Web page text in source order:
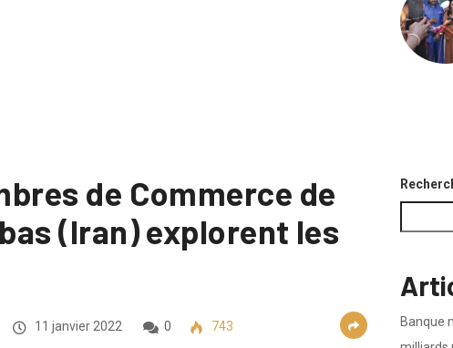
de Commerce de
(Iran) explorent les
11 janvier 2022 0 743
Banque